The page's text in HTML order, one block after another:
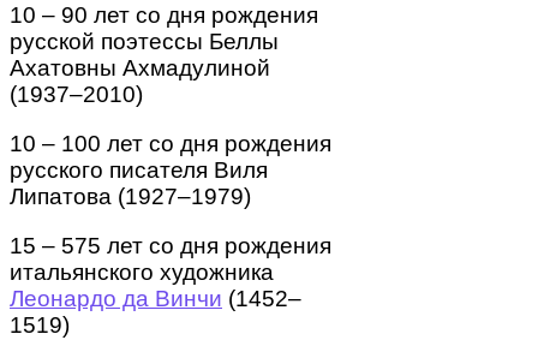
10 – 90 лет со дня рождения
русской поэтессы Беллы
Ахатовны Ахмадулиной
(1937–2010)
10 – 100 лет со дня рождения
русского писателя Виля
Липатова (1927–1979)
15 – 575 лет со дня рождения
итальянского художника
Леонардо да Винчи (1452–
1519)